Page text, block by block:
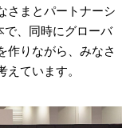
さまとパートナーシ
で、同時にグローバ
作りながら、みなさ
えています。